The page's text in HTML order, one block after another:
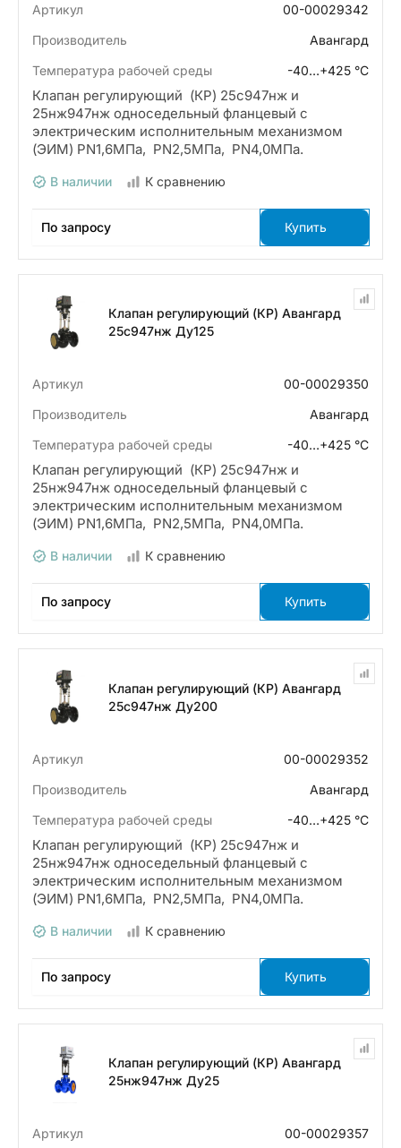
Артикул
00-00029342
Производитель
Авангард
Температура рабочей среды
-40…+425 °С
Клапан регулирующий (КР) 25с947нж и
25нж947нж односедельный фланцевый с
электрическим исполнительным механизмом
(ЭИМ) PN1,6МПа, PN2,5МПа, PN4,0МПа.
В наличии К сравнению
По запросу Купить
Клапан регулирующий (КР) Авангард
25с947нж Ду125
Артикул
00-00029350
Производитель
Авангард
Температура рабочей среды
-40…+425 °С
Клапан регулирующий (КР) 25с947нж и
25нж947нж односедельный фланцевый с
электрическим исполнительным механизмом
(ЭИМ) PN1,6МПа, PN2,5МПа, PN4,0МПа.
В наличии К сравнению
По запросу Купить
Клапан регулирующий (КР) Авангард
25с947нж Ду200
Артикул
00-00029352
Производитель
Авангард
Температура рабочей среды
-40…+425 °С
Клапан регулирующий (КР) 25с947нж и
25нж947нж односедельный фланцевый с
электрическим исполнительным механизмом
(ЭИМ) PN1,6МПа, PN2,5МПа, PN4,0МПа.
В наличии К сравнению
По запросу Купить
Клапан регулирующий (КР) Авангард
25нж947нж Ду25
Артикул
00-00029357